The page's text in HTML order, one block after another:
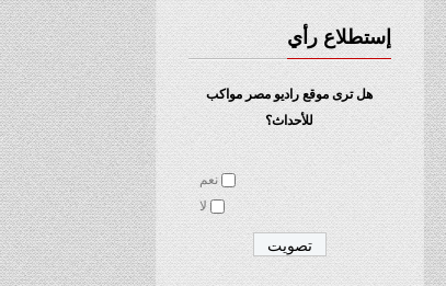
إستطلاع رأي
هل ترى موقع راديو مصر مواكب
للأحداث؟
نعم
لا